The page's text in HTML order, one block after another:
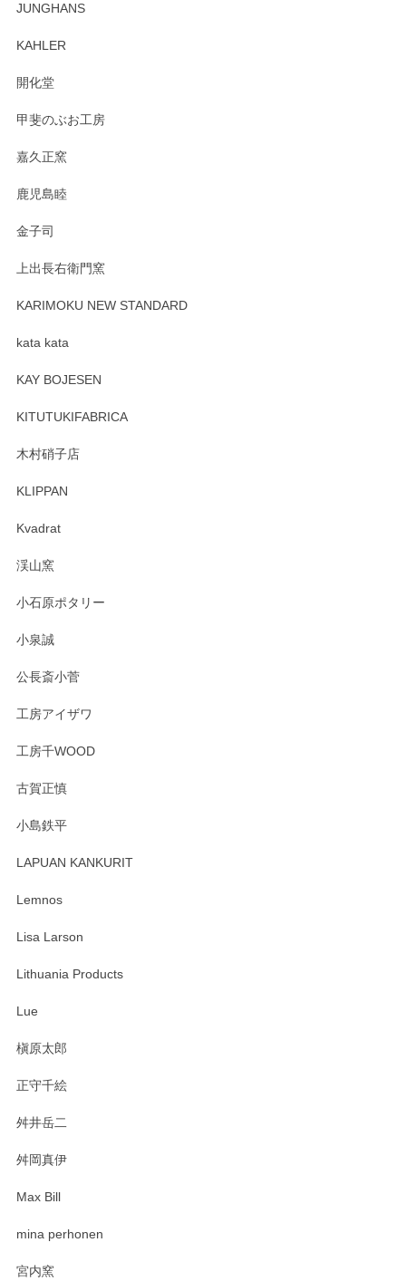
JUNGHANS
KAHLER
開化堂
甲斐のぶお工房
嘉久正窯
鹿児島睦
金子司
上出長右衛門窯
KARIMOKU NEW STANDARD
kata kata
KAY BOJESEN
KITUTUKIFABRICA
木村硝子店
KLIPPAN
Kvadrat
渓山窯
小石原ポタリー
小泉誠
公長斎小菅
工房アイザワ
工房千WOOD
古賀正慎
小島鉄平
LAPUAN KANKURIT
Lemnos
Lisa Larson
Lithuania Products
Lue
槇原太郎
正守千絵
舛井岳二
舛岡真伊
Max Bill
mina perhonen
宮内窯